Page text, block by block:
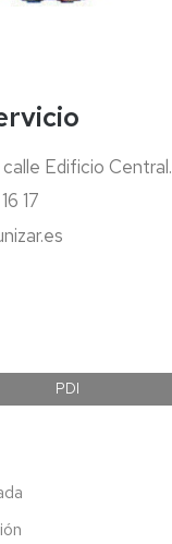
Edificio Central.
17
PDI